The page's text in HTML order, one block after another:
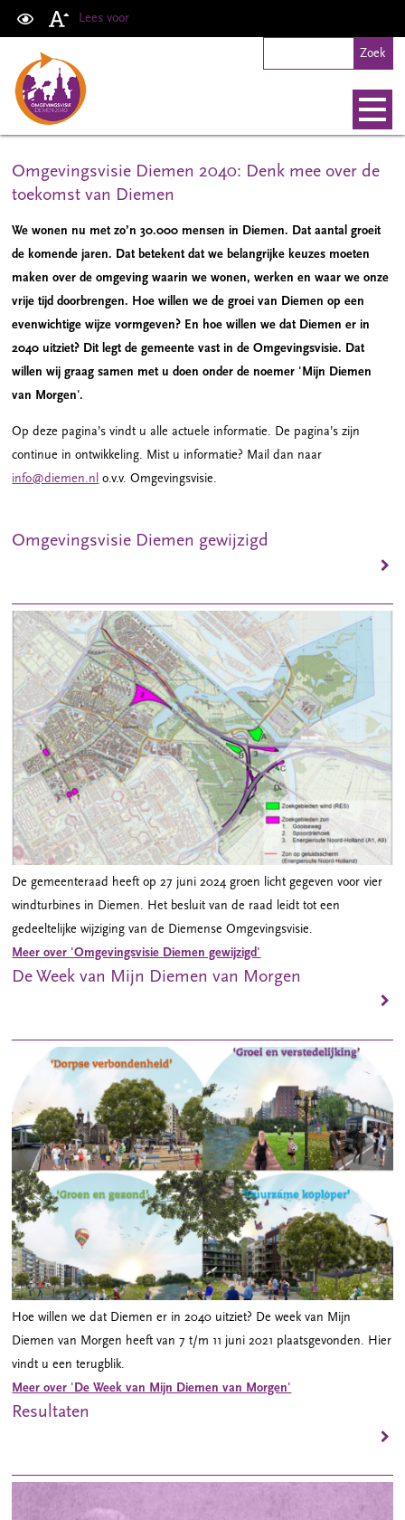
Lees voor
Omgevingsvisie Diemen 2040: Denk mee over de
toekomst van Diemen
We wonen nu met zo’n 30.000 mensen in Diemen. Dat aantal groeit
de komende jaren. Dat betekent dat we belangrijke keuzes moeten
maken over de omgeving waarin we wonen, werken en waar we onze
vrije tijd doorbrengen. Hoe willen we de groei van Diemen op een
evenwichtige wijze vormgeven? En hoe willen we dat Diemen er in
2040 uitziet? Dit legt de gemeente vast in de Omgevingsvisie. Dat
willen wij graag samen met u doen onder de noemer 'Mijn Diemen
van Morgen'.
Op deze pagina’s vindt u alle actuele informatie. De pagina’s zijn
continue in ontwikkeling. Mist u informatie? Mail dan naar
info@diemen.nl o.v.v. Omgevingsvisie.
Omgevingsvisie Diemen gewijzigd
De gemeenteraad heeft op 27 juni 2024 groen licht gegeven voor vier
windturbines in Diemen. Het besluit van de raad leidt tot een
gedeeltelijke wijziging van de Diemense Omgevingsvisie.
Meer over 'Omgevingsvisie Diemen gewijzigd'
De Week van Mijn Diemen van Morgen
Hoe willen we dat Diemen er in 2040 uitziet? De week van Mijn
Diemen van Morgen heeft van 7 t/m 11 juni 2021 plaatsgevonden. Hier
vindt u een terugblik.
Meer over 'De Week van Mijn Diemen van Morgen'
Resultaten